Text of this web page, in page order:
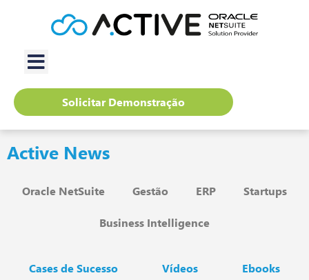
Solicitar Demonstração
Active News
Oracle NetSuite Gestão ERP Startups
Business Intelligence
Cases de Sucesso Vídeos Ebooks